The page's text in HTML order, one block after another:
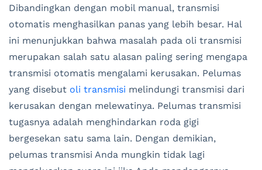
Dibandingkan dengan mobil manual, transmisi
otomatis menghasilkan panas yang lebih besar. Hal
ini menunjukkan bahwa masalah pada oli transmisi
merupakan salah satu alasan paling sering mengapa
transmisi otomatis mengalami kerusakan. Pelumas
yang disebut oli transmisi melindungi transmisi dari
kerusakan dengan melewatinya. Pelumas transmisi
tugasnya adalah menghindarkan roda gigi
bergesekan satu sama lain. Dengan demikian,
pelumas transmisi Anda mungkin tidak lagi